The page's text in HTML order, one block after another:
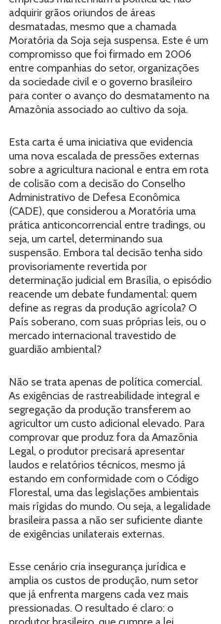
adquirir grãos oriundos de áreas
desmatadas, mesmo que a chamada
Moratória da Soja seja suspensa. Este é um
compromisso que foi firmado em 2006
entre companhias do setor, organizações
da sociedade civil e o governo brasileiro
para conter o avanço do desmatamento na
Amazônia associado ao cultivo da soja.
Esta carta é uma iniciativa que evidencia
uma nova escalada de pressões externas
sobre a agricultura nacional e entra em rota
de colisão com a decisão do Conselho
Administrativo de Defesa Econômica
(CADE), que considerou a Moratória uma
prática anticoncorrencial entre tradings, ou
seja, um cartel, determinando sua
suspensão. Embora tal decisão tenha sido
provisoriamente revertida por
determinação judicial em Brasília, o episódio
reacende um debate fundamental: quem
define as regras da produção agrícola? O
País soberano, com suas próprias leis, ou o
mercado internacional travestido de
guardião ambiental?
Não se trata apenas de política comercial.
As exigências de rastreabilidade integral e
segregação da produção transferem ao
agricultor um custo adicional elevado. Para
comprovar que produz fora da Amazônia
Legal, o produtor precisará apresentar
laudos e relatórios técnicos, mesmo já
estando em conformidade com o Código
Florestal, uma das legislações ambientais
mais rígidas do mundo. Ou seja, a legalidade
brasileira passa a não ser suficiente diante
de exigências unilaterais externas.
Esse cenário cria insegurança jurídica e
amplia os custos de produção, num setor
que já enfrenta margens cada vez mais
pressionadas. O resultado é claro: o